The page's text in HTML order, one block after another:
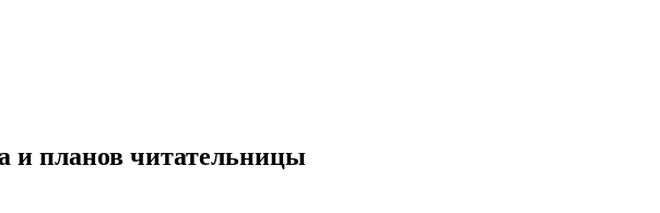
и планов читательницы